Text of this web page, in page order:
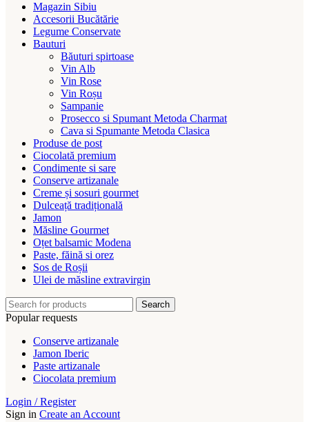
Magazin Sibiu
Accesorii Bucătărie
Legume Conservate
Bauturi
Băuturi spirtoase
Vin Alb
Vin Rose
Vin Roșu
Sampanie
Prosecco si Spumant Metoda Charmat
Cava si Spumante Metoda Clasica
Produse de post
Ciocolată premium
Condimente si sare
Conserve artizanale
Creme și sosuri gourmet
Dulceață tradițională
Jamon
Măsline Gourmet
Oțet balsamic Modena
Paste, făină si orez
Sos de Roșii
Ulei de măsline extravirgin
Search
Popular requests
Conserve artizanale
Jamon Iberic
Paste artizanale
Ciocolata premium
Login / Register
Sign in Create an Account